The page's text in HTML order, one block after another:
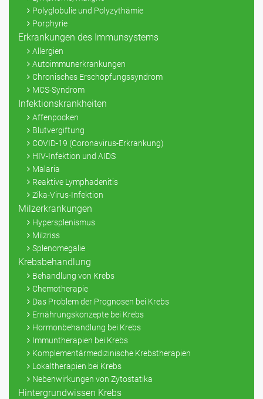
Polyglobulie und Polyzythämie
Porphyrie
Erkrankungen des Immunsystems
Allergien
Autoimmunerkrankungen
Chronisches Erschöpfungssyndrom
MCS-Syndrom
Infektionskrankheiten
Affenpocken
Blutvergiftung
COVID-19 (Coronavirus-Erkrankung)
HIV-Infektion und AIDS
Malaria
Reaktive Lymphadenitis
Zika-Virus-Infektion
Milzerkrankungen
Hypersplenismus
Milzriss
Splenomegalie
Krebsbehandlung
Behandlung von Krebs
Chemotherapie
Das Problem der Prognosen bei Krebs
Ernährungskonzepte bei Krebs
Hormonbehandlung bei Krebs
Immuntherapien bei Krebs
Komplementärmedizinische Krebstherapien
Lokaltherapien bei Krebs
Nebenwirkungen von Zytostatika
Hintergrundwissen Krebs